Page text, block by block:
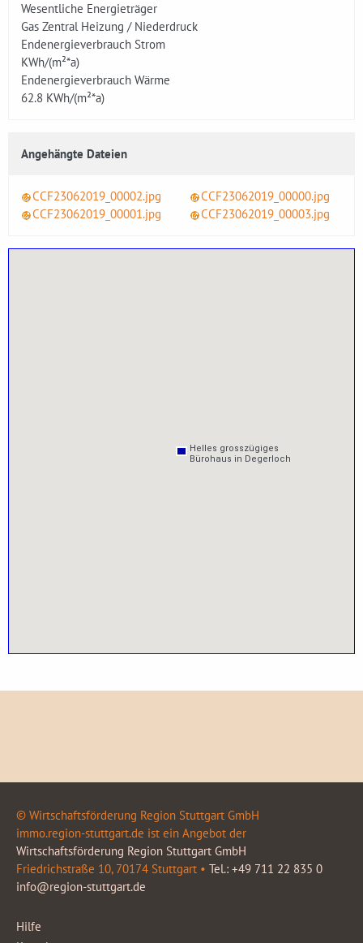
Wesentliche Energieträger
Gas Zentral Heizung / Niederdruck
Endenergieverbrauch Strom
KWh/(m²*a)
Endenergieverbrauch Wärme
62.8 KWh/(m²*a)
Angehängte Dateien
CCF23062019_00002.jpg
CCF23062019_00000.jpg
CCF23062019_00001.jpg
CCF23062019_00003.jpg
Helles grosszügiges
Bürohaus in Degerloch
Helles grosszügiges
Bürohaus in Degerloch
© Wirtschaftsförderung Region Stuttgart GmbH
immo.region-stuttgart.de ist ein Angebot der
Wirtschaftsförderung Region Stuttgart GmbH
Friedrichstraße 10, 70174 Stuttgart • Tel.: +49 711 22 835 0
info@region-stuttgart.de
Hilfe